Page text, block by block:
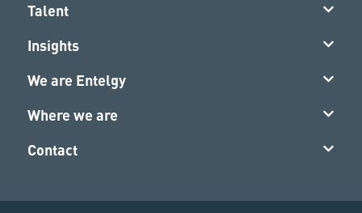
Talent
Insights
We are Entelgy
Where we are
Contact